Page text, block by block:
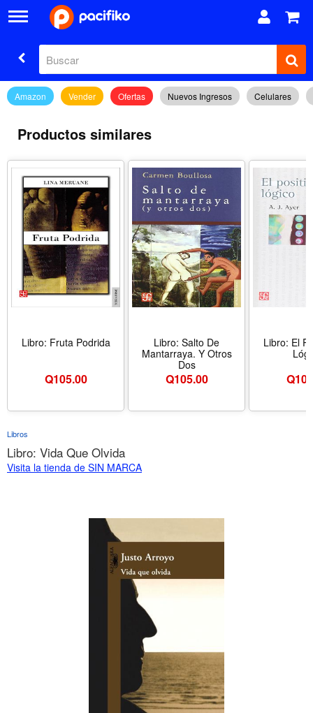
Amazon Vender Ofertas Nuevos Ingresos Celulares
Productos similares
Libro: Fruta Podrida
Q105.00
Libro: Salto De
Mantarraya. Y Otros
Dos
Q105.00
Libro: El
Q
Libros
Libro: Vida Que Olvida
Visita la tienda de SIN MARCA